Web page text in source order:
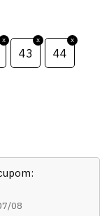
43 44
08